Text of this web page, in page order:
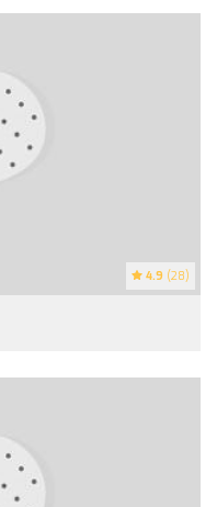
4.9 (28)